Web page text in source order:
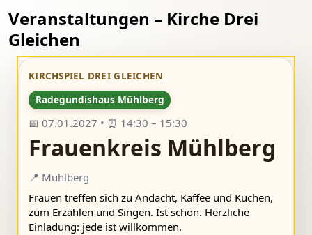
Veranstaltungen – Kirche Drei
Gleichen
KIRCHSPIEL DREI GLEICHEN
Radegundishaus Mühlberg
📅 07.01.2027 • ⏰ 14:30 – 15:30
Frauenkreis Mühlberg
📍 Mühlberg
Frauen treffen sich zu Andacht, Kaffee und Kuchen,
zum Erzählen und Singen. Ist schön. Herzliche
Einladung: jede ist willkommen.